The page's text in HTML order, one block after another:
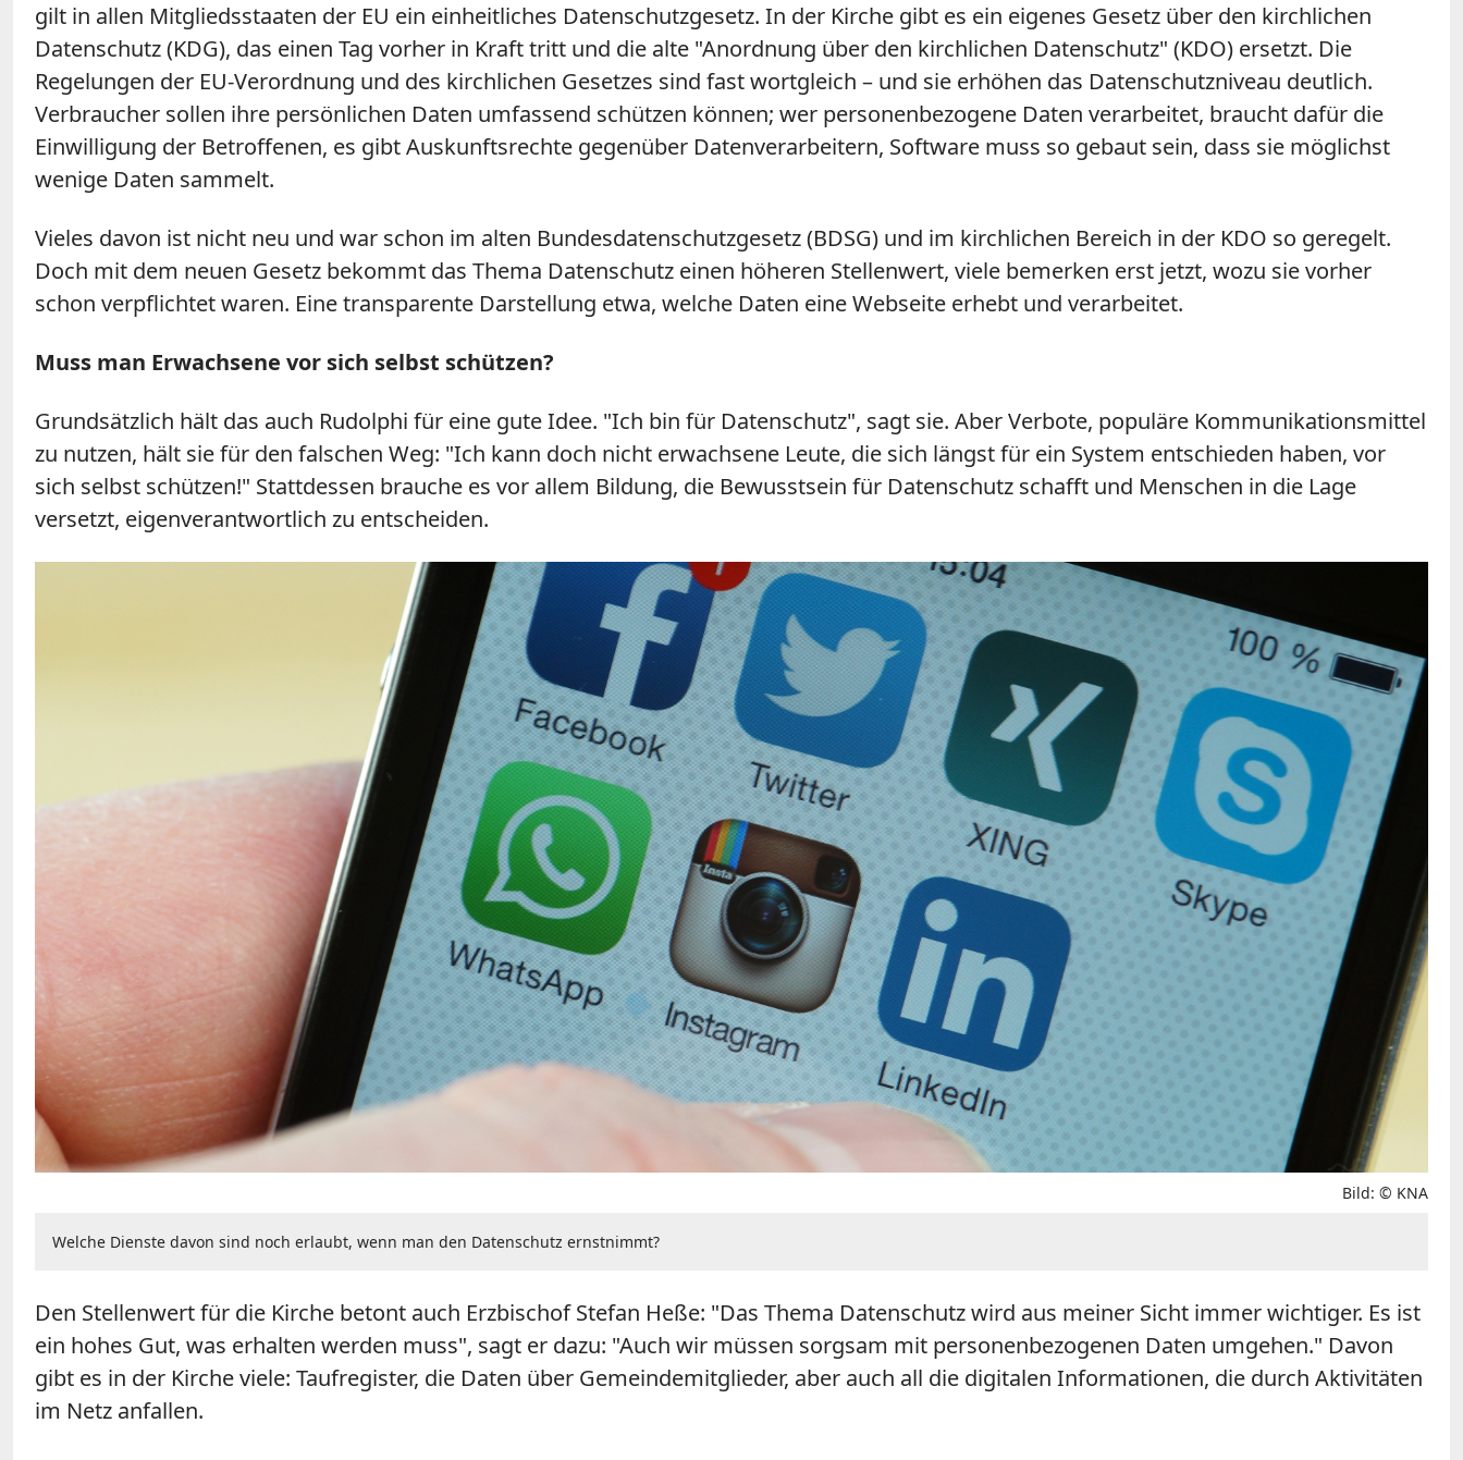
gilt in allen Mitgliedsstaaten der EU ein einheitliches Datenschutzgesetz. In der Kirche gibt es ein eigenes Gesetz über den kirchlichen
Datenschutz (KDG), das einen Tag vorher in Kraft tritt und die alte "Anordnung über den kirchlichen Datenschutz" (KDO) ersetzt. Die
Regelungen der EU-Verordnung und des kirchlichen Gesetzes sind fast wortgleich – und sie erhöhen das Datenschutzniveau deutlich.
Verbraucher sollen ihre persönlichen Daten umfassend schützen können; wer personenbezogene Daten verarbeitet, braucht dafür die
Einwilligung der Betroffenen, es gibt Auskunftsrechte gegenüber Datenverarbeitern, Software muss so gebaut sein, dass sie möglichst
wenige Daten sammelt.
Vieles davon ist nicht neu und war schon im alten Bundesdatenschutzgesetz (BDSG) und im kirchlichen Bereich in der KDO so geregelt.
Doch mit dem neuen Gesetz bekommt das Thema Datenschutz einen höheren Stellenwert, viele bemerken erst jetzt, wozu sie vorher
schon verpflichtet waren. Eine transparente Darstellung etwa, welche Daten eine Webseite erhebt und verarbeitet.
Muss man Erwachsene vor sich selbst schützen?
Grundsätzlich hält das auch Rudolphi für eine gute Idee. "Ich bin für Datenschutz", sagt sie. Aber Verbote, populäre Kommunikationsmittel
zu nutzen, hält sie für den falschen Weg: "Ich kann doch nicht erwachsene Leute, die sich längst für ein System entschieden haben, vor
sich selbst schützen!" Stattdessen brauche es vor allem Bildung, die Bewusstsein für Datenschutz schafft und Menschen in die Lage
versetzt, eigenverantwortlich zu entscheiden.
Bild: © KNA
Welche Dienste davon sind noch erlaubt, wenn man den Datenschutz ernstnimmt?
Den Stellenwert für die Kirche betont auch Erzbischof Stefan Heße: "Das Thema Datenschutz wird aus meiner Sicht immer wichtiger. Es ist
ein hohes Gut, was erhalten werden muss", sagt er dazu: "Auch wir müssen sorgsam mit personenbezogenen Daten umgehen." Davon
gibt es in der Kirche viele: Taufregister, die Daten über Gemeindemitglieder, aber auch all die digitalen Informationen, die durch Aktivitäten
im Netz anfallen.